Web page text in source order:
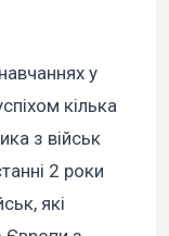
у
кілька
з військ
2 роки
які